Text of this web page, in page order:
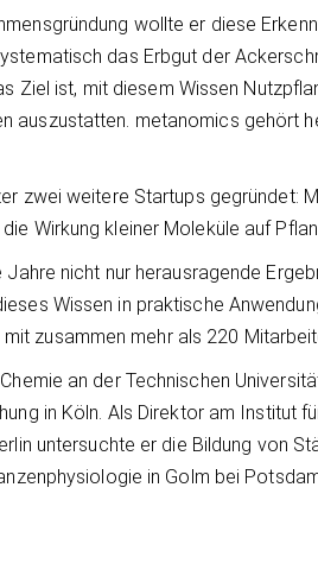
wollte er diese
das Erbgut der
Ziel ist, mit diesem Wissen
auszustatten. metanomics gehört
zwei weitere Startups
Wirkung kleiner Moleküle auf
nicht nur herausragende
Wissen in praktische
zusammen mehr als 220
an der Technischen
in Köln. Als Direktor am Institut
untersuchte er die Bildung von
in Golm bei